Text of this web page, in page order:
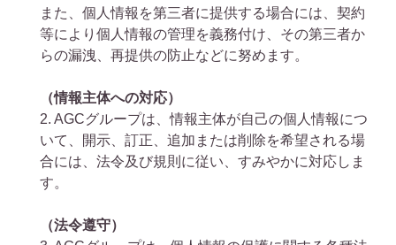
また、個人情報を第三者に提供する場合には、契約
等により個人情報の管理を義務付け、その第三者か
らの漏洩、再提供の防止などに努めます。
（情報主体への対応）
2. AGCグループは、情報主体が自己の個人情報につ
いて、開示、訂正、追加または削除を希望される場
合には、法令及び規則に従い、すみやかに対応しま
す。
（法令遵守）